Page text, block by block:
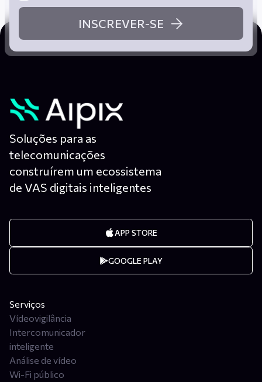
INSCREVER-SE
Soluções para as
telecomunicações
construírem um ecossistema
de VAS digitais inteligentes
APP STORE
GOOGLE PLAY
Serviços
Vídeovigilância
Intercomunicador
inteligente
Análise de vídeo
Wi-Fi público